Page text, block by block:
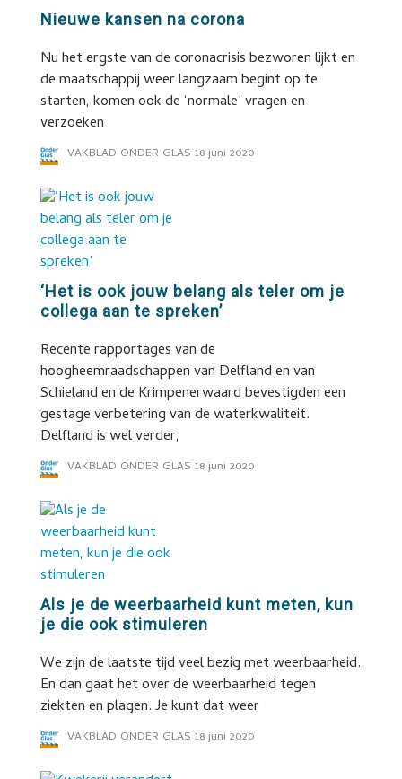
Nieuwe kansen na corona
Nu het ergste van de coronacrisis bezworen lijkt en
de maatschappij weer langzaam begint op te
starten, komen ook de ‘normale’ vragen en
verzoeken
VAKBLAD ONDER GLAS 18 juni 2020
‘Het is ook jouw belang als teler om je
collega aan te spreken’
Recente rapportages van de
hoogheemraadschappen van Delfland en van
Schieland en de Krimpenerwaard bevestigden een
gestage verbetering van de waterkwaliteit.
Delfland is wel verder,
VAKBLAD ONDER GLAS 18 juni 2020
Als je de weerbaarheid kunt meten, kun
je die ook stimuleren
We zijn de laatste tijd veel bezig met weerbaarheid.
En dan gaat het over de weerbaarheid tegen
ziekten en plagen. Je kunt dat weer
VAKBLAD ONDER GLAS 18 juni 2020